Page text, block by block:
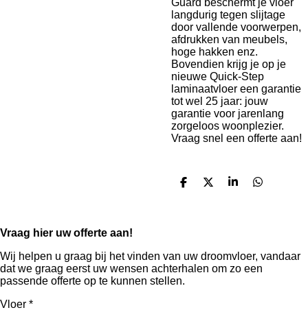
Guard beschermt je vloer
langdurig tegen slijtage
door vallende voorwerpen,
afdrukken van meubels,
hoge hakken enz.
Bovendien krijg je op je
nieuwe Quick-Step
laminaatvloer een garantie
tot wel 25 jaar: jouw
garantie voor jarenlang
zorgeloos woonplezier.
Vraag snel een offerte aan!
D
D
S
D
Vraag hier uw offerte aan!
Wij helpen u graag bij het vinden van uw droomvloer, vandaar
dat we graag eerst uw wensen achterhalen om zo een
passende offerte op te kunnen stellen.
Vloer *